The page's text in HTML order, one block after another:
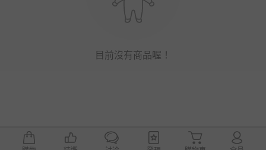
目前沒有商品喔！